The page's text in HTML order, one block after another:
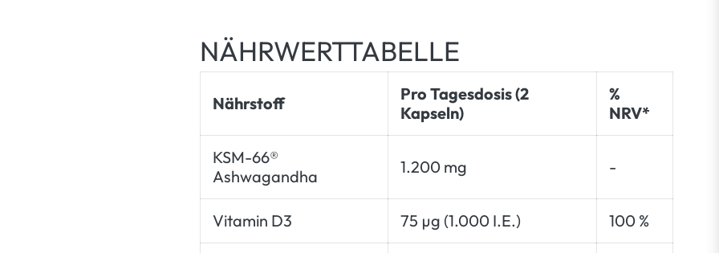
NÄHRWERTTABELLE
Nährstoff
Pro Tagesdosis (2
Kapseln)
%
NRV*
KSM-66®
Ashwagandha
1.200 mg -
Vitamin D3 75 µg (1.000 I.E.) 100 %